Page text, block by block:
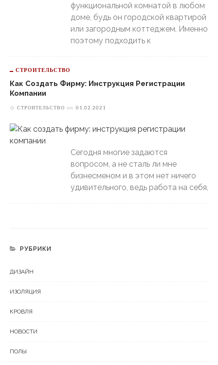
функциональной комнатой в любом
доме, будь он городской квартирой
или загородным коттеджем. Именно
поэтому подходить к
СТРОИТЕЛЬСТВО
Как Создать Фирму: Инструкция Регистрации
Компании
СТРОИТЕЛЬСТВО on 01.02.2021
Сегодня многие задаются
вопросом, а не сталь ли мне
бизнесменом и в этом нет ничего
удивительного, ведь работа на себя,
РУБРИКИ
ДИЗАЙН
ИЗОЛЯЦИЯ
КРОВЛЯ
НОВОСТИ
ПОЛЫ